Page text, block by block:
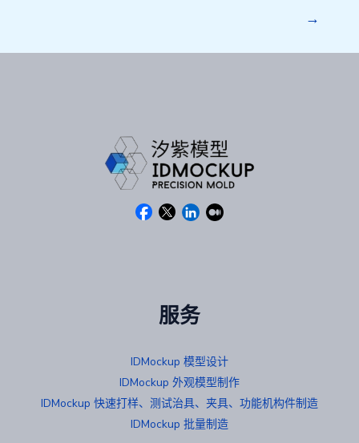
→
服务
IDMockup 模型设计
IDMockup 外观模型制作
IDMockup 快速打样、测试治具、夹具、功能机构件制造
IDMockup 批量制造